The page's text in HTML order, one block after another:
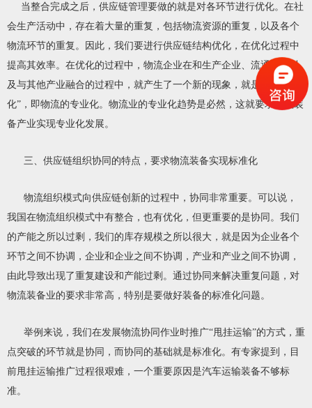
当整合完成之后，供应链管理要做的就是对各环节进行优化。在社
会生产活动中，存在着大量的重复，包括物流资源的重复，以及各个
物流环节的重复。因此，我们要进行供应链结构优化，在优化过程中
提高其效率。在优化的过程中，物流企业在和生产企业、流通企业以
及与其他产业融合的过程中，就产生了一个新的现象，就是“专业
化”，即物流的专业化。物流业的专业化趋势是必然，这就要求物流装
备产业实现专业化发展。
三、供应链组织协同的特点，要求物流装备实现标准化
物流组织模式向供应链创新的过程中，协同非常重要。可以说，
我国在物流组织模式中有整合，也有优化，但更重要的是协同。我们
的产能之所以过剩，我们的库存规模之所以很大，就是因为企业各个
环节之间不协调，企业和企业之间不协调，产业和产业之间不协调，
由此导致出现了重复建设和产能过剩。通过协同来解决重复问题，对
物流装备业的要求非常高，特别是要做好装备的标准化问题。
举例来说，我们在发展物流协同作业时推广“甩挂运输”的方式，重
点突破的环节就是协同，而协同的基础就是标准化。有专家提到，目
前甩挂运输推广过程很艰难，一个重要原因是汽车运输装备不够标
准。